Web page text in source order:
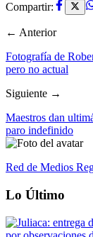
Compartir:
← Anterior
Fotografía de
pero no actual
Siguiente →
Maestros dan
paro indefinido
Red de Medios
Lo Último